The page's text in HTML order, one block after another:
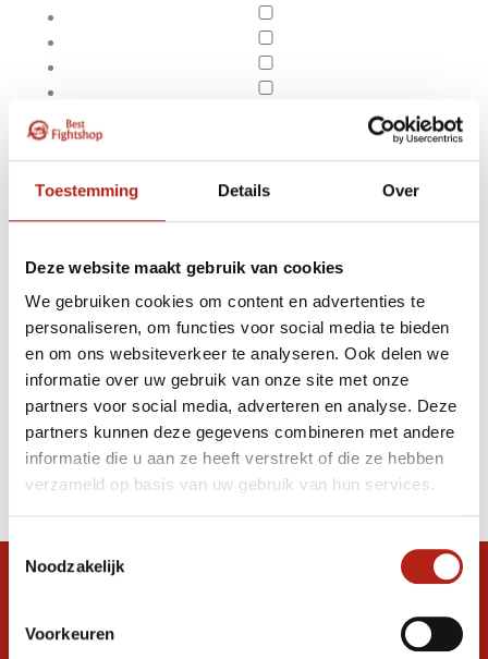
Toestemming Details Over
Deze website maakt gebruik van cookies
We gebruiken cookies om content en advertenties te
personaliseren, om functies voor social media te bieden
en om ons websiteverkeer te analyseren. Ook delen we
informatie over uw gebruik van onze site met onze
partners voor social media, adverteren en analyse. Deze
partners kunnen deze gegevens combineren met andere
informatie die u aan ze heeft verstrekt of die ze hebben
verzameld op basis van uw gebruik van hun services.
Toestemmingsselectie
Noodzakelijk
Voorkeuren
Apply filters
Producten getagd met
Axis V2
hoofdbeschermer rood/zwart
Producten
Filter
Stel je vraag in de chat, en we helpen je
graag verder. 24/7